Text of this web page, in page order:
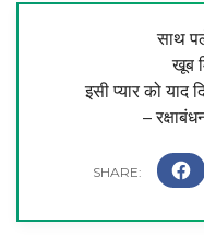
साथ
खूब
इसी प्यार को याद
–